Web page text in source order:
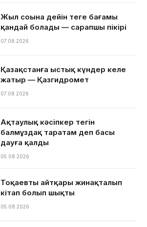
Жыл соңына дейін теңге бағамы
қандай болады — сарапшы пікірі
07.08.2026
Қазақстанға ыстық күндер келе
жатыр — Қазгидромет
07.08.2026
Ақтаулық кәсіпкер тегін
балмұздақ таратам деп басы
дауға қалды
05.08.2026
Тоқаевтың айтқары жинақталып
кітап болып шықты
05.08.2026